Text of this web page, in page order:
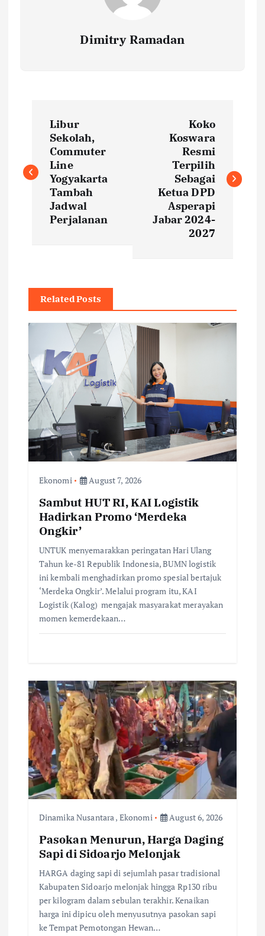
Dimitry Ramadan
s
v
g
a
t
o
Libur
Sekolah,
Commuter
Line
Yogyakarta
Tambah
Jadwal
Perjalanan
Koko
Koswara
Resmi
Terpilih
Sebagai
Ketua DPD
Asperapi
Jabar 2024-
2027
Related Posts
Ekonomi August 7, 2026
Sambut HUT RI, KAI Logistik
Hadirkan Promo ‘Merdeka
Ongkir’
UNTUK menyemarakkan peringatan Hari Ulang
Tahun ke-81 Republik Indonesia, BUMN logistik
ini kembali menghadirkan promo spesial bertajuk
‘Merdeka Ongkir’. Melalui program itu, KAI
Logistik (Kalog) mengajak masyarakat merayakan
momen kemerdekaan…
Dinamika Nusantara, Ekonomi August 6, 2026
Pasokan Menurun, Harga Daging
Sapi di Sidoarjo Melonjak
HARGA daging sapi di sejumlah pasar tradisional
Kabupaten Sidoarjo melonjak hingga Rp130 ribu
per kilogram dalam sebulan terakhir. Kenaikan
harga ini dipicu oleh menyusutnya pasokan sapi
ke Tempat Pemotongan Hewan…